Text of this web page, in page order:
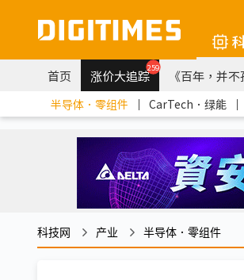
首页 涨价大追踪259 《百年，并
半导体．零组件 ｜ CarTech．绿能 ｜
科技网 产业 半导体．零组件